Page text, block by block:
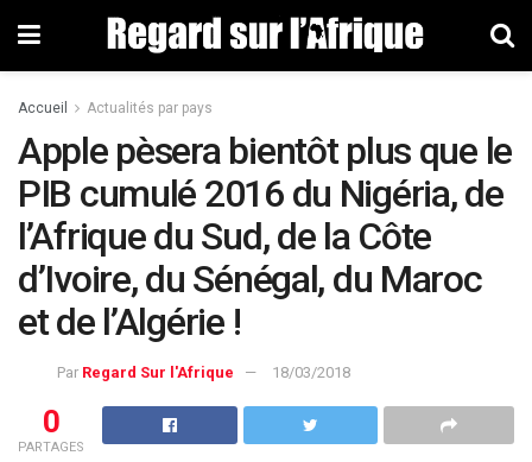
Accueil Actualités par pays
Apple pèsera bientôt plus que le
PIB cumulé 2016 du Nigéria, de
l’Afrique du Sud, de la Côte
d’Ivoire, du Sénégal, du Maroc
et de l’Algérie !
Par Regard Sur l'Afrique 18/03/2018
0
PARTAGES